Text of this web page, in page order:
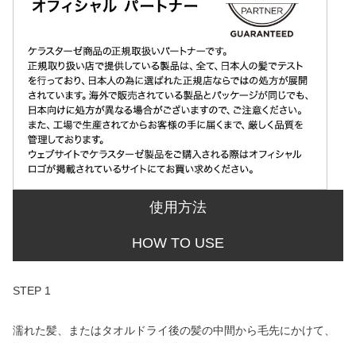
使用方法
HOW TO USE
STEP 1
濡れた髪、またはタオルドライ後の髪の中間から毛先にかけて、